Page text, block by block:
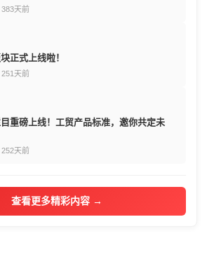
383天前
正式上线啦！
251天前
重磅上线！工贸产品标准，邀你共定未
252天前
查看更多精彩内容 →